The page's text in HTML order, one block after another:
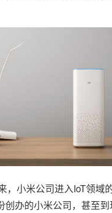
，小米公司进入IoT领域
创办的小米公司，甚至